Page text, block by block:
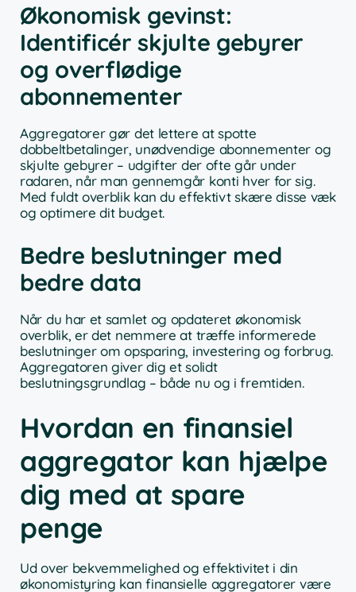
Økonomisk gevinst:
Identificér skjulte gebyrer
og overflødige
abonnementer
Aggregatorer gør det lettere at spotte
dobbeltbetalinger, unødvendige abonnementer og
skjulte gebyrer – udgifter der ofte går under
radaren, når man gennemgår konti hver for sig.
Med fuldt overblik kan du effektivt skære disse væk
og optimere dit budget.
Bedre beslutninger med
bedre data
Når du har et samlet og opdateret økonomisk
overblik, er det nemmere at træffe informerede
beslutninger om opsparing, investering og forbrug.
Aggregatoren giver dig et solidt
beslutningsgrundlag – både nu og i fremtiden.
Hvordan en finansiel
aggregator kan hjælpe
dig med at spare
penge
Ud over bekvemmelighed og effektivitet i din
økonomistyring kan finansielle aggregatorer være